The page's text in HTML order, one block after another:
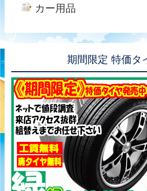
カー用品
期間限定 特価タ